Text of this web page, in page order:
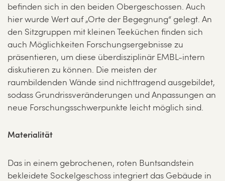
befinden sich in den beiden Obergeschossen. Auch
hier wurde Wert auf „Orte der Begegnung“ gelegt. An
den Sitzgruppen mit kleinen Teeküchen finden sich
auch Möglichkeiten Forschungsergebnisse zu
präsentieren, um diese überdisziplinär EMBL-intern
diskutieren zu können. Die meisten der
raumbildenden Wände sind nichttragend ausgebildet,
sodass Grundrissveränderungen und Anpassungen an
neue Forschungsschwerpunkte leicht möglich sind.
Materialität
Das in einem gebrochenen, roten Buntsandstein
bekleidete Sockelgeschoss integriert das Gebäude in